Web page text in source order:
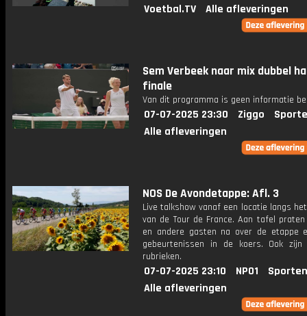
Voetbal.TV
Alle afleveringen
Sem Verbeek naar mix dubbel
finale
Van dit programma is geen informatie
07-07-2025 23:30 Ziggo
Alle afleveringen
NOS De Avondetappe: Afl. 3
Live talkshow vanaf een locatie langs
van de Tour de France. Aan tafel
en andere gasten na over de etappe
gebeurtenissen in de koers. Ook
rubrieken.
07-07-2025 23:10 NPO1
Alle afleveringen